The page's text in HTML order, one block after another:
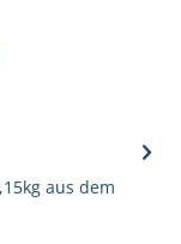
aus dem